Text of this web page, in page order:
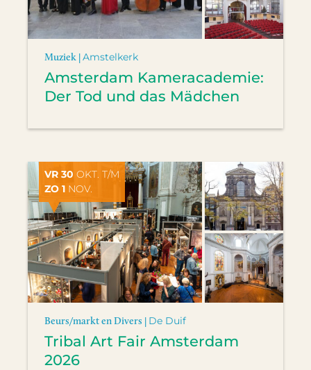
Muziek |Amstelkerk
Amsterdam Kameracademie:
Der Tod und das Mädchen
VR 30 OKT. T/M
ZO 1 NOV.
Beurs/markt en Divers | De Duif
Tribal Art Fair Amsterdam
2026